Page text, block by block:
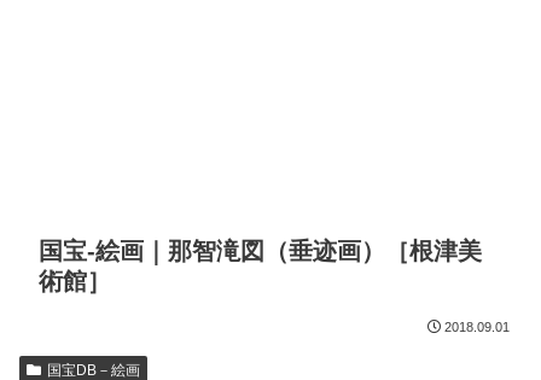
国宝-絵画｜那智滝図（垂迹画）［根津美
術館］
2018.09.01
国宝DB－絵画